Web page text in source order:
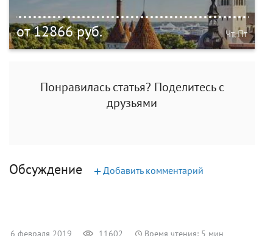
от 12866 руб. Чт, Пт
Понравилась статья? Поделитесь с
друзьями
Обсуждение +Добавить комментарий
6 февраля 2019 11602 Время чтения: 5 мин